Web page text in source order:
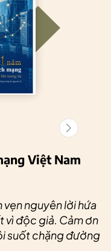
Việt Nam
vẹn nguyên lời hứa
vì độc giả. Cảm ơn
suốt chặng đường